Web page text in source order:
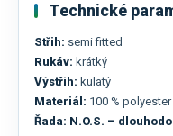
Technické
Střih: semi fitted
Rukáv: krátký
Výstřih: kulatý
Materiál: 100 % polyester
Řada: N.O.S. –